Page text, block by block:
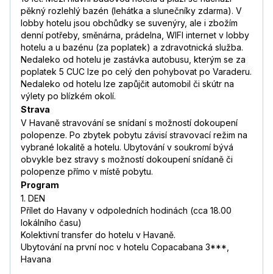
pěkný rozlehlý bazén (lehátka a slunečníky zdarma). V
lobby hotelu jsou obchůdky se suvenýry, ale i zbožím
denní potřeby, směnárna, prádelna, WIFI internet v lobby
hotelu a u bazénu (za poplatek) a zdravotnická služba.
Nedaleko od hotelu je zastávka autobusu, kterým se za
poplatek 5 CUC lze po celý den pohybovat po Varaderu.
Nedaleko od hotelu lze zapůjčit automobil či skútr na
výlety po blízkém okolí.
Strava
V Havaně stravování se snídaní s možností dokoupení
polopenze. Po zbytek pobytu závisí stravovací režim na
vybrané lokalitě a hotelu. Ubytování v soukromí bývá
obvykle bez stravy s možností dokoupení snídaně či
polopenze přímo v místě pobytu.
Program
1. DEN
Přílet do Havany v odpoledních hodinách (cca 18.00
lokálního času)
Kolektivní transfer do hotelu v Havaně.
Ubytování na první noc v hotelu Copacabana 3***,
Havana